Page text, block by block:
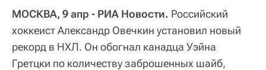
МОСКВА, 9 апр - РИА Новости. Российский
хоккеист Александр Овечкин установил новый
рекорд в НХЛ. Он обогнал канадца Уэйна
Гретцки по количеству заброшенных шайб,